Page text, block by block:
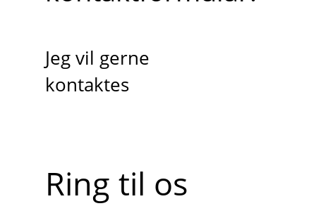
Jeg vil gerne
kontaktes
Ring til os